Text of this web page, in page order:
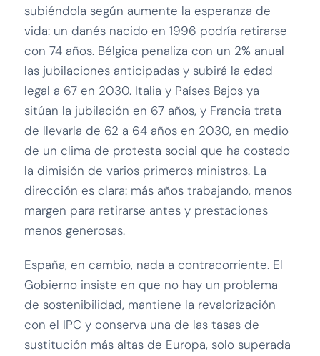
subiéndola según aumente la esperanza de
vida: un danés nacido en 1996 podría retirarse
con 74 años. Bélgica penaliza con un 2% anual
las jubilaciones anticipadas y subirá la edad
legal a 67 en 2030. Italia y Países Bajos ya
sitúan la jubilación en 67 años, y Francia trata
de llevarla de 62 a 64 años en 2030, en medio
de un clima de protesta social que ha costado
la dimisión de varios primeros ministros. La
dirección es clara: más años trabajando, menos
margen para retirarse antes y prestaciones
menos generosas.
España, en cambio, nada a contracorriente. El
Gobierno insiste en que no hay un problema
de sostenibilidad, mantiene la revalorización
con el IPC y conserva una de las tasas de
sustitución más altas de Europa, solo superada